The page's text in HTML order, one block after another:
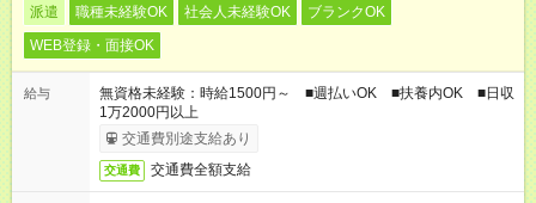
派遣 職種未経験OK 社会人未経験OK
ブランクOK
WEB登録・面接OK
給与
無資格未経験：時給1500円～ ■週払いOK ■扶養内OK ■日収
1万2000円以上
交通費別途支給あり
交通費 交通費全額支給